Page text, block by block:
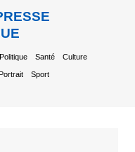
Politique Santé Culture
Sport